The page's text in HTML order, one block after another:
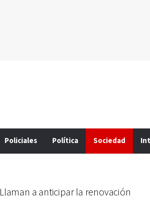
Policiales Política Sociedad
Llaman a anticipar la renovación